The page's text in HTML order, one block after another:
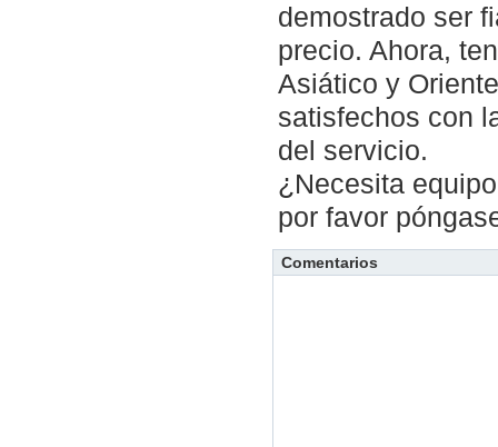
demostrado ser
precio. Ahora,
Asiático y
satisfechos con
del servicio.
¿Necesita
por favor
Comentarios